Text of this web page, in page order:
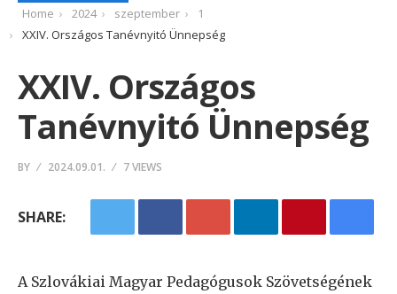
Home 2024 szeptember
1
XXIV. Országos Tanévnyitó Ünnepség
XXIV. Országos
Tanévnyitó Ünnepség
BY 2024.09.01. 7 VIEWS
SHARE:
A Szlovákiai Magyar Pedagógusok Szövetségének